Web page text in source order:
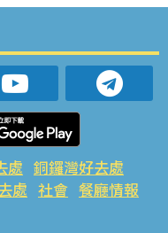
處 銅鑼灣好去處
處 社會 餐廳情報